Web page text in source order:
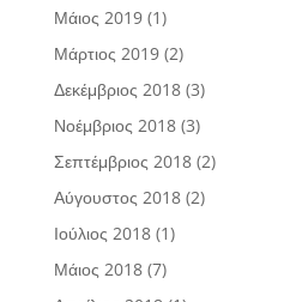
Μάιος 2019(1)
Μάρτιος 2019(2)
Δεκέμβριος 2018(3)
Νοέμβριος 2018(3)
Σεπτέμβριος 2018(2)
Αύγουστος 2018(2)
Ιούλιος 2018(1)
Μάιος 2018(7)